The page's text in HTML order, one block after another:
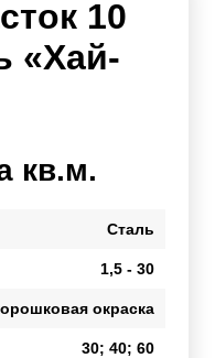
10
«Хай-
кв.м.
Сталь
1,5 - 30
окраска
30; 40; 60